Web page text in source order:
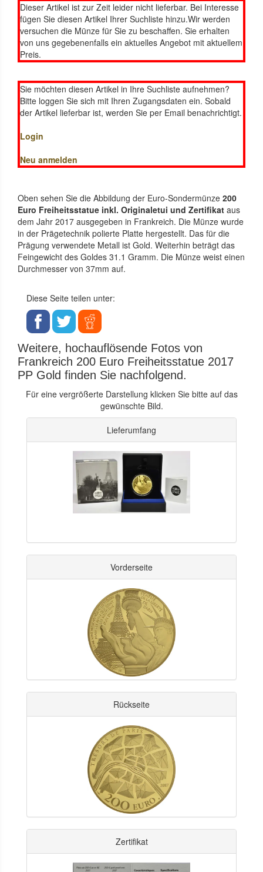
Dieser Artikel ist zur Zeit leider nicht lieferbar. Bei Interesse
fügen Sie diesen Artikel Ihrer Suchliste hinzu.Wir werden
versuchen die Münze für Sie zu beschaffen. Sie erhalten
von uns gegebenenfalls ein aktuelles Angebot mit aktuellem
Preis.
Sie möchten diesen Artikel in Ihre Suchliste aufnehmen?
Bitte loggen Sie sich mit Ihren Zugangsdaten ein. Sobald
der Artikel lieferbar ist, werden Sie per Email benachrichtigt.
Login
Neu anmelden
Oben sehen Sie die Abbildung der Euro-Sondermünze 200
Euro Freiheitsstatue inkl. Originaletui und Zertifikat aus
dem Jahr 2017 ausgegeben in Frankreich. Die Münze wurde
in der Prägetechnik polierte Platte hergestellt. Das für die
Prägung verwendete Metall ist Gold. Weiterhin beträgt das
Feingewicht des Goldes 31.1 Gramm. Die Münze weist einen
Durchmesser von 37mm auf.
Diese Seite teilen unter:
Weitere, hochauflösende Fotos von
Frankreich 200 Euro Freiheitsstatue 2017
PP Gold finden Sie nachfolgend.
Für eine vergrößerte Darstellung klicken Sie bitte auf das
gewünschte Bild.
Lieferumfang
Vorderseite
Rückseite
Zertifikat